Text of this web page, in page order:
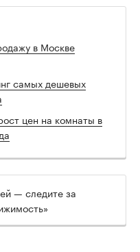
в Москве
самых дешевых
цен на комнаты в
— следите за